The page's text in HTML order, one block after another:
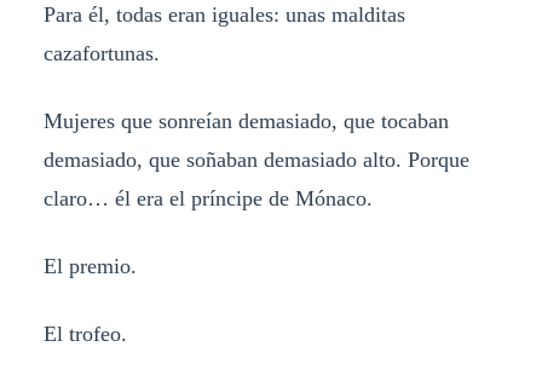
Para él, todas eran iguales: unas malditas
cazafortunas.
Mujeres que sonreían demasiado, que tocaban
demasiado, que soñaban demasiado alto. Porque
claro… él era el príncipe de Mónaco.
El premio.
El trofeo.